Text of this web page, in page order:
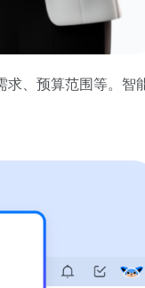
求、预算范围等。智